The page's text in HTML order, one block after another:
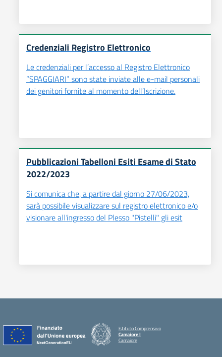
Credenziali Registro Elettronico
Le credenziali per l’accesso al Registro Elettronico
“SPAGGIARI” sono state inviate alle e-mail personali
dei genitori fornite al momento dell’Iscrizione.
Pubblicazioni Tabelloni Esiti Esame di Stato
2022/2023
Si comunica che, a partire dal giorno 27/06/2023,
sarà possibile visualizzare sul registro elettronico e/o
visionare all'ingresso del Plesso "Pistelli" gli esit
Istituto Comprensivo
Camaiore I
Camaiore